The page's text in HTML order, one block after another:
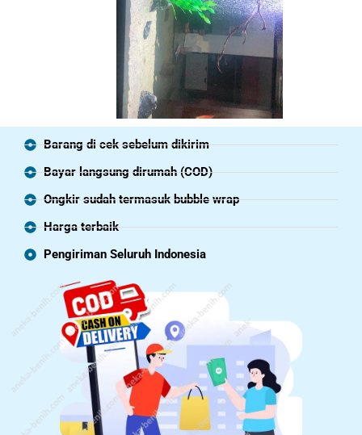
Barang di cek sebelum dikirim
Bayar langsung dirumah (COD)
Ongkir sudah termasuk bubble wrap
Harga terbaik
Pengiriman Seluruh Indonesia